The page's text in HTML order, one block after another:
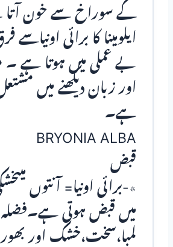
کے سوراخ سے خون
ایلومینا کا برائی اونیاسے
بے عملی میں ہوتا ہے
اور زبان دیکھنے میں
ہے۔
BRYONIA ALBA
قبض
٭-برائی اونیا= آنتوں
میں قبض ہوتی ہے۔فضلہ
لمبا،سخت،خشک اور